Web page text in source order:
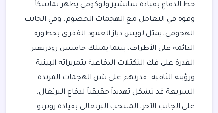
خط الدفاع بقيادة سانشيز ولوكومي يظهر تماسكاً
وقوة في التعامل مع الهجمات الخصوم. وفي الجانب
الهجومي، يمثل لويس دياز العمود الفقري بخطوره
الدائمة على الأطراف، بينما يمتلك خاميس رودريغيز
القدرة على فك التكتلات الدفاعية بتمريراته البينية
ورؤيته الثاقبة. قدرتهم على شن الهجمات المرتدة
السريعة قد تشكل تهديداً حقيقياً لدفاع البرتغال.
على الجانب الآخر، المنتخب البرتغالي بقيادة روبرتو